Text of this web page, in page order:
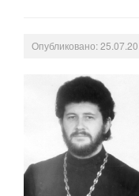
Оценка
Деятельность МУ
Нормативы
Правила
Генеральные планы
Опубликовано: